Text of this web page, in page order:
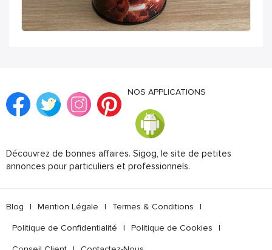
NOS APPLICATIONS
Découvrez de bonnes affaires. Sigog, le site de petites
annonces pour particuliers et professionnels.
Blog | Mention Légale | Termes & Conditions |
Politique de Confidentialité | Politique de Cookies |